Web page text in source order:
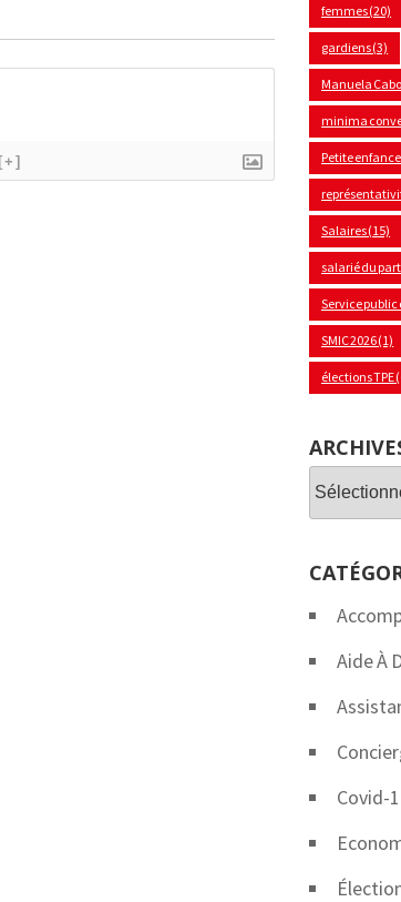
[+]
femmes(20)
gardiens(3)
Manuela
minima
Petite enfance
Salaires(15)
salarié du
Service
SMIC 2026(1)
élections TPE
Archives
Aide À
Covid-